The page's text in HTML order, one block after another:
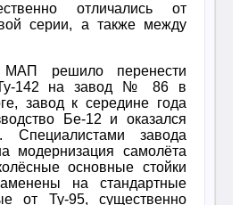
отличались от
серии, а также между
решило перенести
Ту-142 на завод № 86 в
завод к середине года
Бе-12 и оказался
Специалистами завода
модернизация самолёта
основные стойки
на стандартные
от Ту-95, существенно